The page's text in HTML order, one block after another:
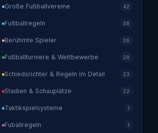
Große Fußballvereine 42
Fußballregeln 38
Berühmte Spieler 36
Fußballturniere & Wettbewerbe 28
Schiedsrichter & Regeln im Detail 23
Stadien & Schauplätze 22
Taktikspielsysteme 1
Fuballregeln 1